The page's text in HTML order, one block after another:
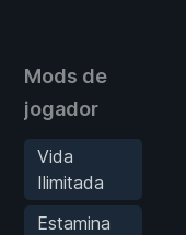
Mods de
jogador
Vida
Ilimitada
Estamina